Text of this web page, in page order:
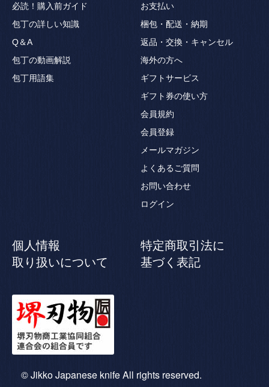
必読！購入前ガイド
包丁の詳しい知識
Q＆A
包丁の動画解説
包丁用語集
お支払い
梱包・配送・納期
返品・交換・キャンセル
海外の方へ
ギフトサービス
ギフト券の使い方
会員規約
会員登録
メールマガジン
よくあるご質問
お問い合わせ
ログイン
個人情報
取り扱いについて
特定商取引法に
基づく表記
© Jikko Japanese knife All rights reserved.